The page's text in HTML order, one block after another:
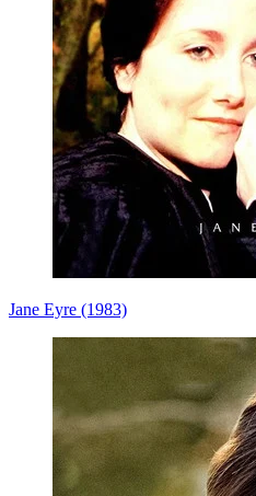
Jane Eyre (1983)